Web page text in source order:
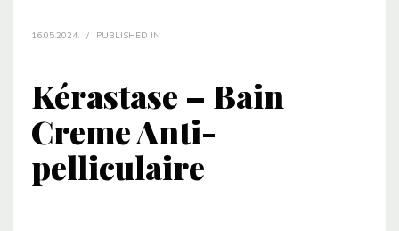
16.05.2024. / PUBLISHED IN
Kérastase – Bain
Creme Anti-
pelliculaire